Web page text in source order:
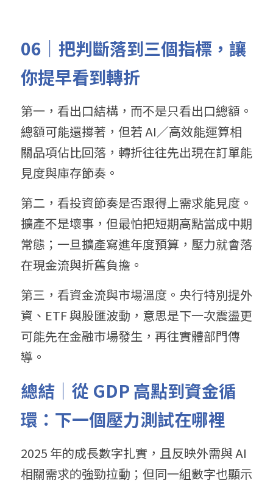
06｜把判斷落到三個指標，讓
你提早看到轉折
第一，看出口結構，而不是只看出口總額。
總額可能還撐著，但若 AI／高效能運算相
關品項佔比回落，轉折往往先出現在訂單能
見度與庫存節奏。
第二，看投資節奏是否跟得上需求能見度。
擴產不是壞事，但最怕把短期高點當成中期
常態；一旦擴產寫進年度預算，壓力就會落
在現金流與折舊負擔。
第三，看資金流與市場溫度。央行特別提外
資、ETF 與股匯波動，意思是下一次震盪更
可能先在金融市場發生，再往實體部門傳
導。
總結｜從 GDP 高點到資金循
環：下一個壓力測試在哪裡
2025 年的成長數字扎實，且反映外需與 AI
相關需求的強勁拉動；但同一組數字也顯示